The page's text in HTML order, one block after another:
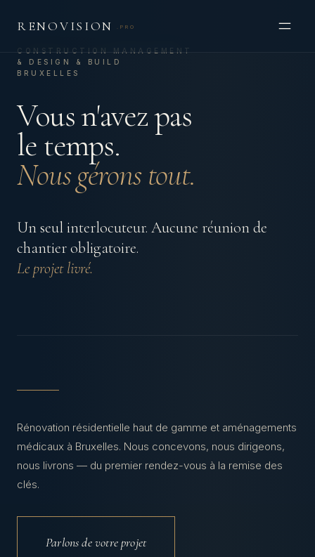
RENOVISION .PRO
CONSTRUCTION MANAGEMENT
& DESIGN & BUILD
BRUXELLES
Vous n'avez pas
le temps.
Nous gérons tout.
Un seul interlocuteur. Aucune réunion de
chantier obligatoire.
Le projet livré.
Rénovation résidentielle haut de gamme et aménagements
médicaux à Bruxelles. Nous concevons, nous dirigeons,
nous livrons — du premier rendez-vous à la remise des
clés.
Parlons de votre projet